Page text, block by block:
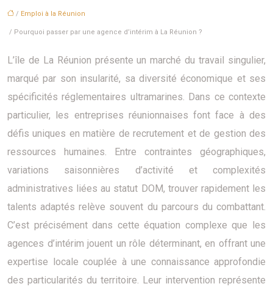
/ Emploi à la Réunion
/ Pourquoi passer par une agence d’intérim à La Réunion ?
L’île de La Réunion présente un marché du travail singulier,
marqué par son insularité, sa diversité économique et ses
spécificités réglementaires ultramarines. Dans ce contexte
particulier, les entreprises réunionnaises font face à des
défis uniques en matière de recrutement et de gestion des
ressources humaines. Entre contraintes géographiques,
variations saisonnières d’activité et complexités
administratives liées au statut DOM, trouver rapidement les
talents adaptés relève souvent du parcours du combattant.
C’est précisément dans cette équation complexe que les
agences d’intérim jouent un rôle déterminant, en offrant une
expertise locale couplée à une connaissance approfondie
des particularités du territoire. Leur intervention représente